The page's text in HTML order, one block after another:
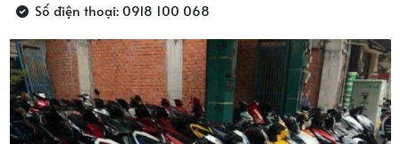
Số điện thoại: 0918 100 068